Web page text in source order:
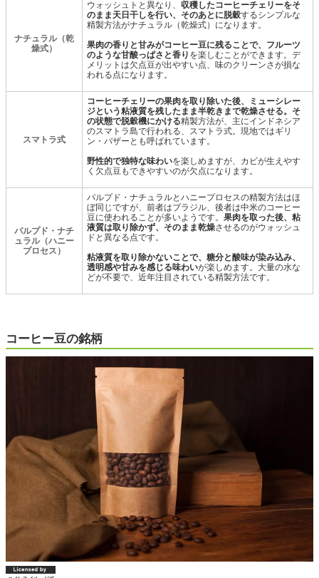
ナチュラル（乾
燥式）
ウォッシュトと異なり、 収穫したコーヒーチェリーをそ
のまま天日干しを行い、そのあとに脱穀するシンプルな
精製方法がナチュラル（乾燥式）になります。
果肉の香りと甘みがコーヒー豆に残ることで、フルーツ
のような甘酸っぱさと香り を楽しむことができます。デ
メリットは欠点豆が出やすい点、味のクリーンさが損な
われる点になります。
スマトラ式
コーヒーチェリーの果肉を取り除いた後、ミューシレー
ジという粘液質を残したまま半乾きまで乾燥させる。そ
の状態で脱穀機にかける精製方法が、主にインドネシア
のスマトラ島で行われる、スマトラ式。現地ではギリ
ン・バザーとも呼ばれています。
野性的で独特な味わいを楽しめますが、カビが生えやす
く欠点豆もできやすいのが欠点になります。
パルプド・ナチ
ュラル（ハニー
プロセス）
パルプド・ナチュラルとハニープロセスの精製方法はほ
ぼ同じですが、前者はブラジル、後者は中米のコーヒー
豆に使われることが多いようです。 果肉を取った後、粘
液質は取り除かず、そのまま乾燥させるのがウォッシュ
ドと異なる点です。
粘液質を取り除かないことで、糖分と酸味が染み込み、
透明感や甘みを感じる味わいが楽しめます。大量の水な
どが不要で、近年注目されている精製方法です。
コーヒー豆の銘柄